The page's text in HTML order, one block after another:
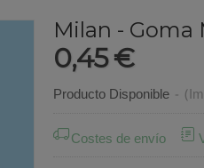
Milan - Goma
0,45 €
Producto Disponible -
Costes de envío